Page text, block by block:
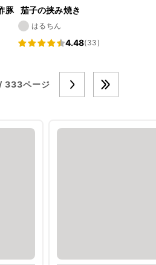
豚 茄子の挟み焼き
はるちん
4.48(33)
/ 333ページ